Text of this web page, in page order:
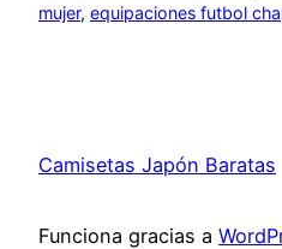
mujer, equipaciones futbol
Camisetas Japón Baratas
Funciona gracias a